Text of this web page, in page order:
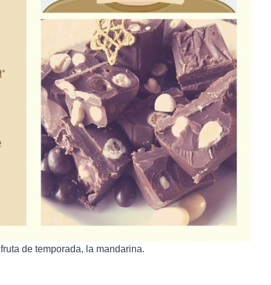
de temporada, la mandarina.